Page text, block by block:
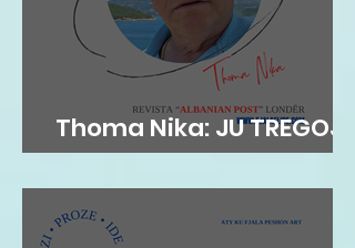
Thoma Nika: JU TREGOJ
TIMON, SIÇ NUK E NJOHËT